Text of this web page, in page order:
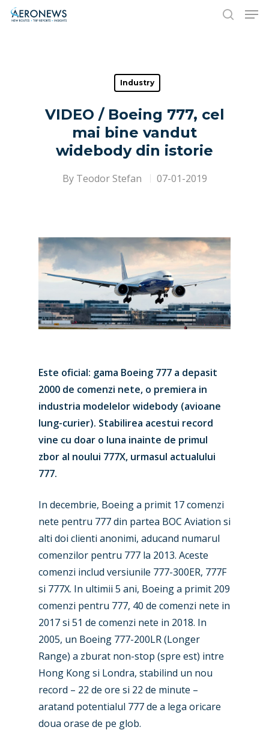
Hit enter to search or ESC to close
Industry
VIDEO / Boeing 777, cel
mai bine vandut
widebody din istorie
By Teodor Stefan 07-01-2019
Este oficial: gama Boeing 777 a depasit
2000 de comenzi nete, o premiera in
industria modelelor widebody (avioane
lung-curier). Stabilirea acestui record
vine cu doar o luna inainte de primul
zbor al noului 777X, urmasul actualului
777.
In decembrie, Boeing a primit 17 comenzi
nete pentru 777 din partea BOC Aviation si
alti doi clienti anonimi, aducand numarul
comenzilor pentru 777 la 2013. Aceste
comenzi includ versiunile 777-300ER, 777F
si 777X. In ultimii 5 ani, Boeing a primit 209
comenzi pentru 777, 40 de comenzi nete in
2017 si 51 de comenzi nete in 2018. In
2005, un Boeing 777-200LR (Longer
Range) a zburat non-stop (spre est) intre
Hong Kong si Londra, stabilind un nou
record – 22 de ore si 22 de minute –
aratand potentialul 777 de a lega oricare
doua orase de pe glob.